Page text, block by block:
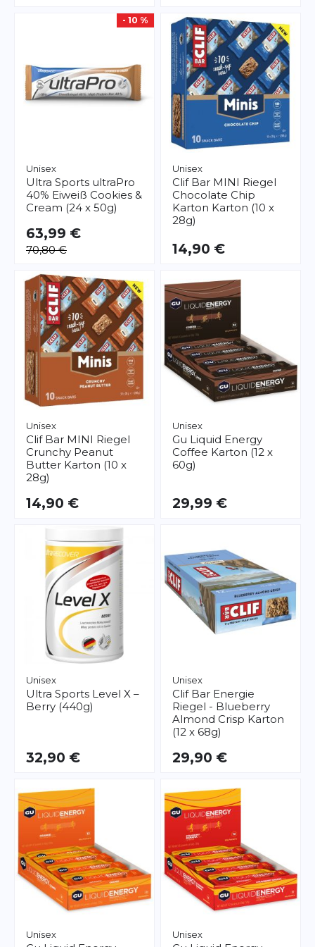
- 10 %
Unisex
Ultra Sports ultraPro
40% Eiweiß Cookies &
Cream (24 x 50g)
63,99 €
70,80 €
Unisex
Clif Bar MINI Riegel
Chocolate Chip
Karton Karton (10 x
28g)
14,90 €
Unisex
Clif Bar MINI Riegel
Crunchy Peanut
Butter Karton (10 x
28g)
14,90 €
Unisex
Gu Liquid Energy
Coffee Karton (12 x
60g)
29,99 €
Unisex
Ultra Sports Level X –
Berry (440g)
32,90 €
Unisex
Clif Bar Energie
Riegel - Blueberry
Almond Crisp Karton
(12 x 68g)
29,90 €
Unisex Unisex